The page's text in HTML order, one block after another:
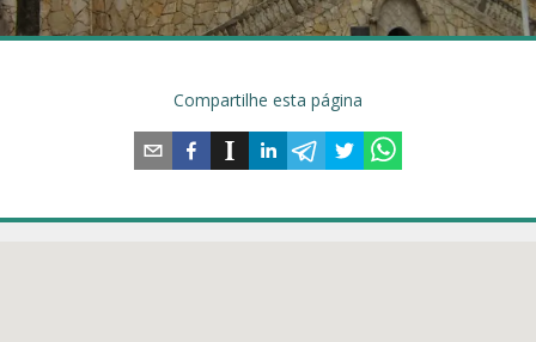
Compartilhe esta página